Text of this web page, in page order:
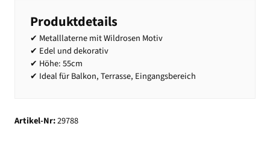
Produktdetails
✔ Metalllaterne mit Wildrosen Motiv
✔ Edel und dekorativ
✔ Höhe: 55cm
✔ Ideal für Balkon, Terrasse, Eingangsbereich
Artikel-Nr:29788